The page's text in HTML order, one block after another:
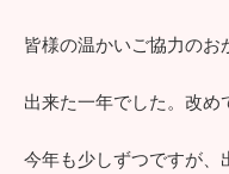
皆様の温かいご協力の
出来た一年でした。改め
今年も少しずつですが、